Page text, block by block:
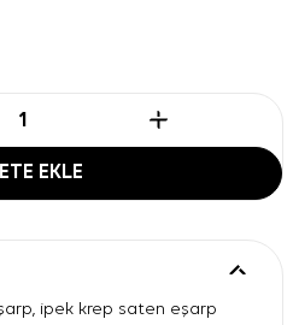
EKLE
ipek krep saten eşarp